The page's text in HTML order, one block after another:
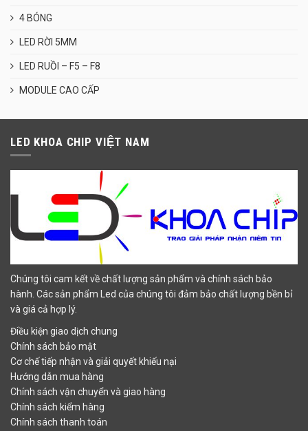
4 BÓNG
LED RỜI 5MM
LED RUỒI – F5 – F8
MODULE CAO CẤP
LED KHOA CHIP VIỆT NAM
Chúng tôi cam kết về chất lượng sản phẩm và chính sách bảo
hành. Các sản phẩm Led của chúng tôi đảm bảo chất lượng bền bỉ
và giá cả hợp lý.
Điều kiện giao dịch chung
Chính sách bảo mật
Cơ chế tiếp nhận và giải quyết khiếu nại
Hướng dẫn mua hàng
Chính sách vận chuyển và giao hàng
Chính sách kiểm hàng
Chính sách thanh toán